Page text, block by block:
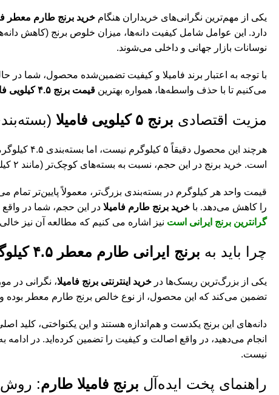
یکی از مهم‌ترین نگرانی‌های خریداران هنگام خرید برنج طارم معطر فامیلا –
نوسانات بازار جهانی و داخلی می‌شوند.
با توجه به اعتبار برند فامیلا و کیفیت تضمین‌شده محصول، شما
می‌کنیم تا با حذف واسطه‌ها، همواره بهترین قیمت برنج ۴.۵ کیلویی فامیلا
مزیت اقتصادی برنج ۵ کیلویی فامیلا (بسته‌بندی ۴.۵
هرچند این محصول دقیقاً ۵ کیلوگرم نیست، اما بسته‌بندی ۴.۵ کیلوگرمی آن در عمل به عنوان یک بسته نیمه عمده یا همان
است. خرید برنج در این حجم، نسبت به بسته‌های کوچک‌تر (مانند ۲ کیلویی)، از نظر اقتصادی به‌صرفه‌تر است.
قیمت واحد هر کیلوگرم در بسته‌بندی بزرگ‌تر، معمولاً پایین‌تر
را کاهش می‌دهد. با خرید برنج طارم فامیلا در این حجم، شما در
گرانترین برنج ایرانی است نیز اشاره می کنیم که مطالعه آن نیز
چرا باید به برنج ایرانی طارم معطر ۴.۵ کیلوگرمی فامیلا
یکی از بزرگ‌ترین ریسک‌ها در خرید اینترنتی برنج فامیلا، نگرانی در
تضمین می‌کند که این محصول، از نوع خالص برنج طارم معطر
دانه‌های این برنج یکدست و هم‌اندازه هستند و این یکنواختی،
انجام می‌دهید، در واقع اصالت و کیفیت را تضمین کرده‌اید. در ادامه
نیست.
راهنمای پخت ایده‌آل برنج فامیلا طارم: روش